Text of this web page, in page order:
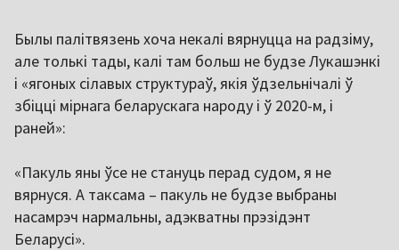
Былы палітвязень хоча некалі вярнуцца на радзіму,
але толькі тады, калі там больш не будзе Лукашэнкі
і «ягоных сілавых структураў, якія ўдзельнічалі ў
збіцці мірнага беларускага народу і ў 2020-м, і
раней»:
«Пакуль яны ўсе не стануць перад судом, я не
вярнуся. А таксама – пакуль не будзе выбраны
насамрэч нармальны, адэкватны прэзідэнт
Беларусі».